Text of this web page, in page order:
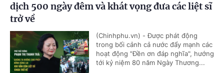
dịch 500 ngày đêm và khát vọng đưa các liệt sĩ
trở về
(Chinhphu.vn) - Được phát động
trong bối cảnh cả nước đẩy mạnh các
hoạt động "Đền ơn đáp nghĩa", hướng
tới kỷ niệm 80 năm Ngày Thương...